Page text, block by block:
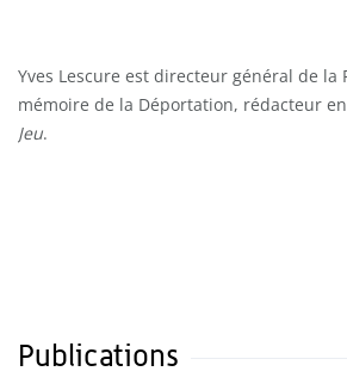
Yves Lescure est directeur général de la
mémoire de la Déportation, rédacteur
Jeu.
Publications